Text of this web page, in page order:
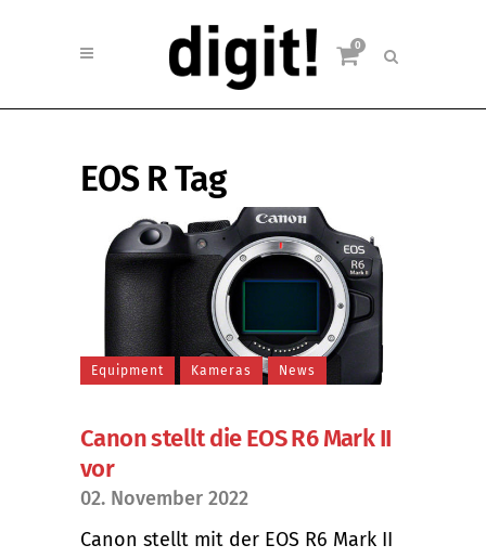
0
EOS R Tag
Equipment Kameras News
Canon stellt die EOS R6 Mark II
vor
02. November 2022
Canon stellt mit der EOS R6 Mark II